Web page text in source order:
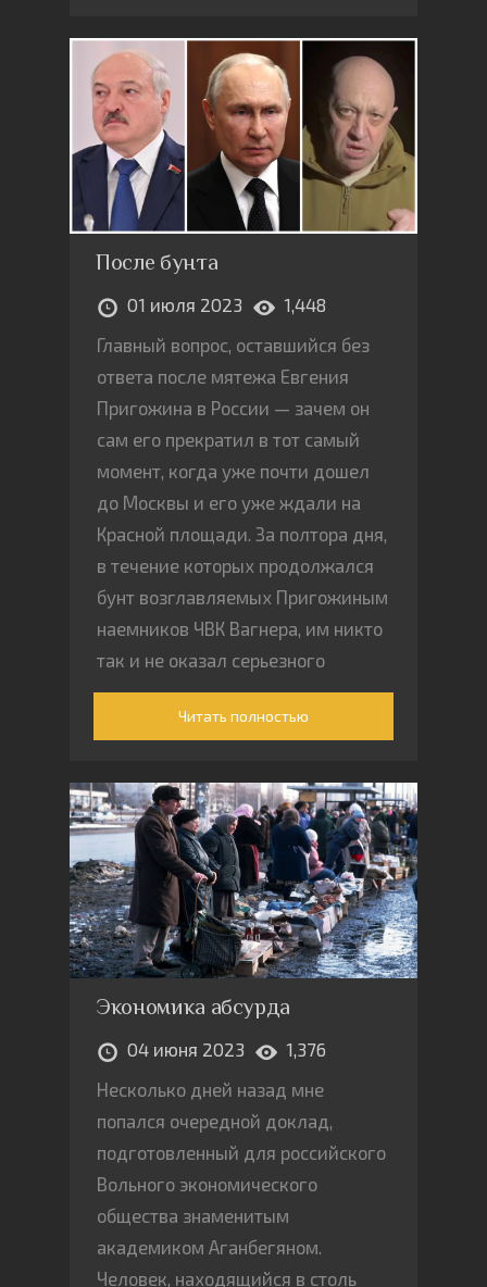
После бунта
01 июля 2023
1,448
Главный вопрос, оставшийся без
ответа после мятежа Евгения
Пригожина в России — зачем он
сам его прекратил в тот самый
момент, когда уже почти дошел
до Москвы и его уже ждали на
Красной площади. За полтора дня,
в течение которых продолжался
бунт возглавляемых Пригожиным
наемников ЧВК Вагнера, им никто
так и не оказал серьезного
сопротивления
Читать полностью
Экономика абсурда
04 июня 2023
1,376
Несколько дней назад мне
попался очередной доклад,
подготовленный для российского
Вольного экономического
общества знаменитым
академиком Аганбегяном.
Человек, находящийся в столь